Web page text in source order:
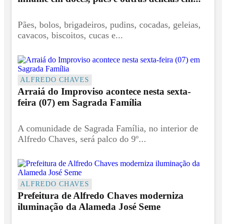
Pães, bolos, brigadeiros, pudins, cocadas, geleias,
cavacos, biscoitos, cucas e...
ALFREDO CHAVES
Arraiá do Improviso acontece nesta sexta-
feira (07) em Sagrada Família
A comunidade de Sagrada Família, no interior de
Alfredo Chaves, será palco do 9º...
ALFREDO CHAVES
Prefeitura de Alfredo Chaves moderniza
iluminação da Alameda José Seme